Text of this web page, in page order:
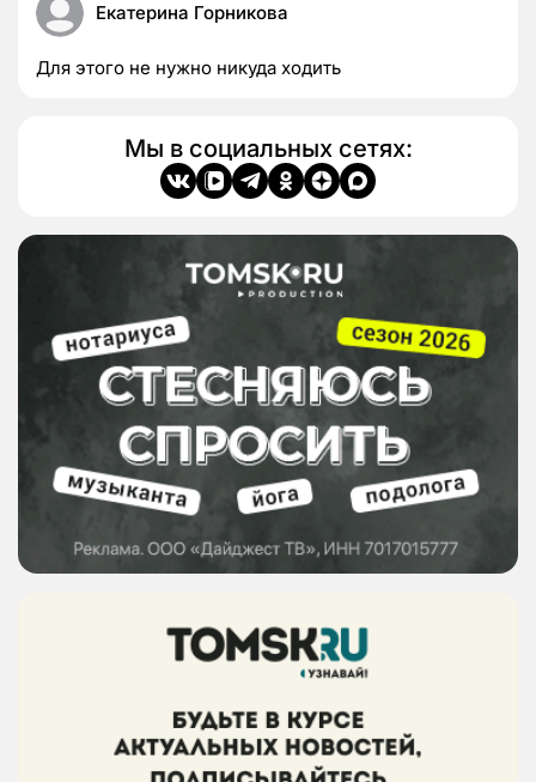
Екатерина Горникова
Для этого не нужно никуда ходить
Мы в социальных сетях: